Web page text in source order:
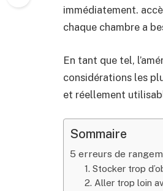
immédiatement.
chaque chambre a
En tant que tel,
considérations les
et réellement
Sommaire
5 erreurs de
1. Stocker trop
2. Aller trop loin